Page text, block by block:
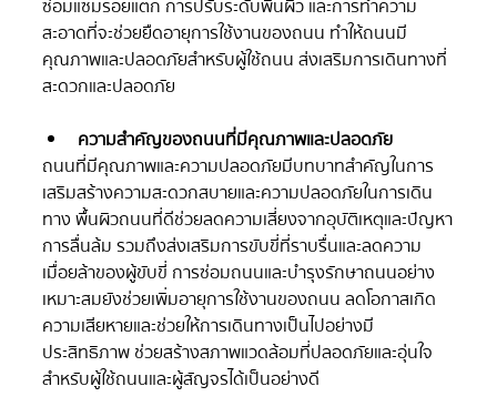
ซ่อมแซมรอยแตก การปรับระดับพื้นผิว และการทำความ
สะอาดที่จะช่วยยืดอายุการใช้งานของถนน ทำให้ถนนมี
คุณภาพและปลอดภัยสำหรับผู้ใช้ถนน ส่งเสริมการเดินทางที่
สะดวกและปลอดภัย
ความสำคัญของถนนที่มีคุณภาพและปลอดภัย
ถนนที่มีคุณภาพและความปลอดภัยมีบทบาทสำคัญในการ
เสริมสร้างความสะดวกสบายและความปลอดภัยในการเดิน
ทาง พื้นผิวถนนที่ดีช่วยลดความเสี่ยงจากอุบัติเหตุและปัญหา
การลื่นล้ม รวมถึงส่งเสริมการขับขี่ที่ราบรื่นและลดความ
เมื่อยล้าของผู้ขับขี่ การซ่อมถนนและบำรุงรักษาถนนอย่าง
เหมาะสมยังช่วยเพิ่มอายุการใช้งานของถนน ลดโอกาสเกิด
ความเสียหายและช่วยให้การเดินทางเป็นไปอย่างมี
ประสิทธิภาพ ช่วยสร้างสภาพแวดล้อมที่ปลอดภัยและอุ่นใจ
สำหรับผู้ใช้ถนนและผู้สัญจรได้เป็นอย่างดี